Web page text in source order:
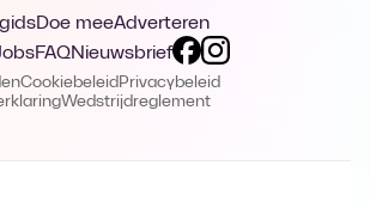
gidsDoe meeAdverteren
FAQNieuwsbrief
Cookiebeleid Privacybeleid
Wedstrijdreglement